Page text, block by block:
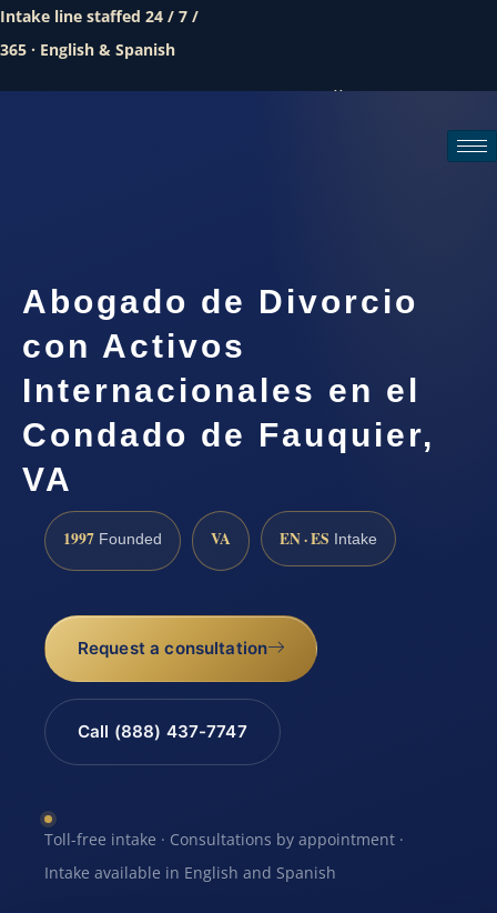
Intake line staffed 24 / 7 /
365 · English & Spanish
Call (888) 437-7747
Abogado de Divorcio
con Activos
Internacionales en el
Condado de Fauquier,
VA
1997 Founded VA EN · ES Intake
Request a consultation
Call (888) 437-7747
Toll-free intake · Consultations by appointment ·
Intake available in English and Spanish